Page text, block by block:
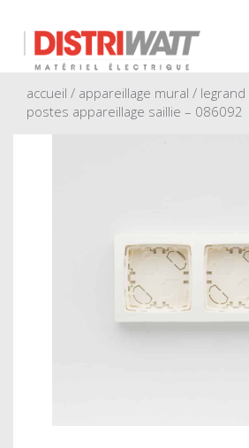
accueil / appareillage mural / legrand
postes appareillage saillie – 086092